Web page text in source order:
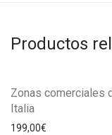
Productos
Zonas comerciales
Italia
199,00€